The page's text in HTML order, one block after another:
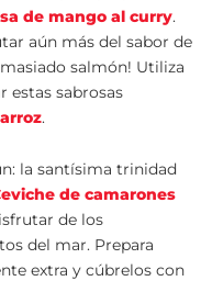
de mango al curry.
aún más del sabor de
salmón! Utiliza
estas sabrosas
.
la santísima trinidad
de camarones
de los
del mar. Prepara
extra y cúbrelos con